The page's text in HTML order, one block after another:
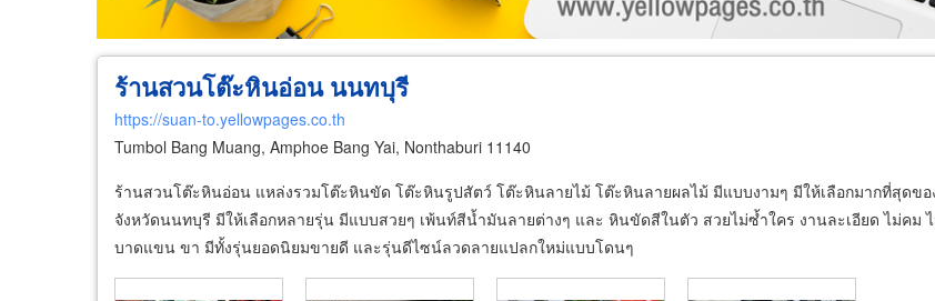
ร้านสวนโต๊ะหินอ่อน นนทบุรี
https://suan-to.yellowpages.co.th
Tumbol Bang Muang, Amphoe Bang Yai, Nonthaburi 11140
ร้านสวนโต๊ะหินอ่อน แหล่งรวมโต๊ะหินขัด โต๊ะหินรูปสัตว์ โต๊ะหินลายไม้ โต๊ะหินลายผลไม้ มีแบบงามๆ มีให้เลือกมากที่สุดขอ
จังหวัดนนทบุรี มีให้เลือกหลายรุ่น มีแบบสวยๆ เพ้นท์สีน้ำมันลายต่างๆ และ หินขัดสีในตัว สวยไม่ซ้ำใคร งานละเอียด ไม่คม
บาดแขน ขา มีทั้งรุ่นยอดนิยมขายดี และรุ่นดีไซน์ลวดลายแปลกใหม่แบบโดนๆ